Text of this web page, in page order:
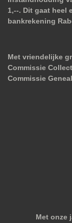
1,--. Dit gaat heel
bankrekening
Met vriendelijke
Commissie
Commissie
Met onze